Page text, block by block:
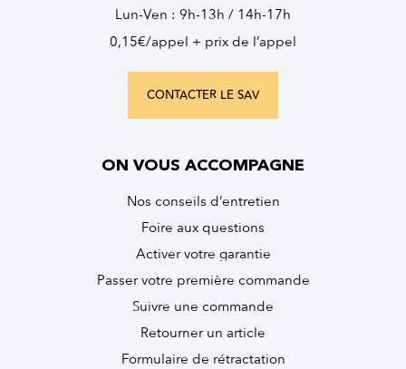
Lun-Ven : 9h-13h / 14h-17h
0,15€/appel + prix de l’appel
CONTACTER LE SAV
ON VOUS ACCOMPAGNE
Nos conseils d’entretien
Foire aux questions
Activer votre garantie
Passer votre première commande
Suivre une commande
Retourner un article
Formulaire de rétractation